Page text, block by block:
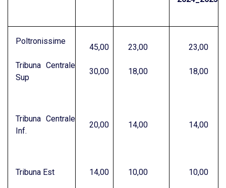
Poltronissime
Tribuna Centrale
Sup
45,00
30,00
23,00
18,00
23,00
18,00
Tribuna Centrale
Inf.
20,00 14,00 14,00
Tribuna Est 14,00 10,00 10,00